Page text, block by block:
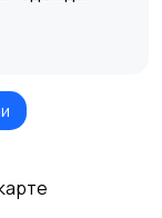
одежда